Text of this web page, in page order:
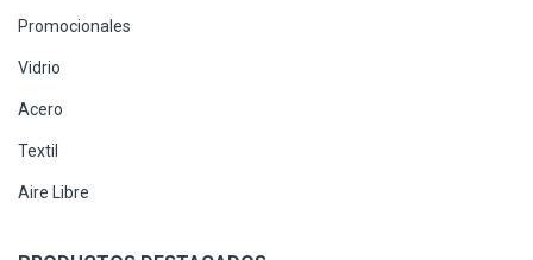
Promocionales
Vidrio
Acero
Textil
Aire Libre